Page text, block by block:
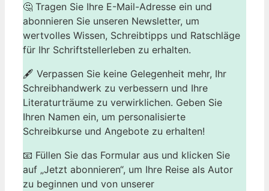
🤔 Tragen Sie Ihre E-Mail-Adresse ein und
abonnieren Sie unseren Newsletter, um
wertvolles Wissen, Schreibtipps und Ratschläge
für Ihr Schriftstellerleben zu erhalten.
🖋️ Verpassen Sie keine Gelegenheit mehr, Ihr
Schreibhandwerk zu verbessern und Ihre
Literaturträume zu verwirklichen. Geben Sie
Ihren Namen ein, um personalisierte
Schreibkurse und Angebote zu erhalten!
📧 Füllen Sie das Formular aus und klicken Sie
auf „Jetzt abonnieren“, um Ihre Reise als Autor
zu beginnen und von unserer